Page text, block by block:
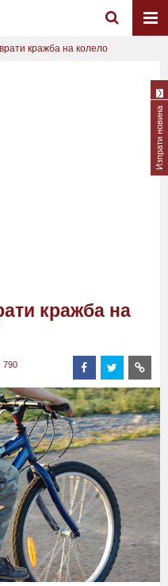
кражба на колело
кражба на
790
Изпрати новина